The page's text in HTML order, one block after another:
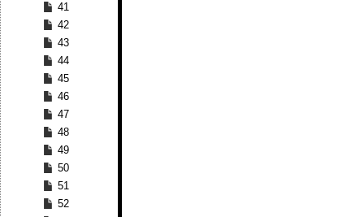
41
42
43
44
45
46
47
48
49
50
51
52